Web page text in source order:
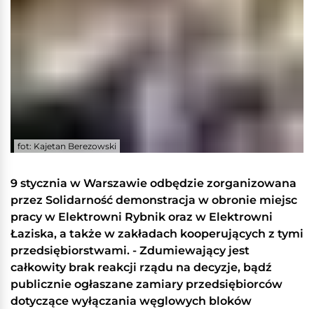
fot: Kajetan Berezowski
9 stycznia w Warszawie odbędzie zorganizowana
przez Solidarność demonstracja w obronie miejsc
pracy w Elektrowni Rybnik oraz w Elektrowni
Łaziska, a także w zakładach kooperujących z tymi
przedsiębiorstwami. - Zdumiewający jest
całkowity brak reakcji rządu na decyzje, bądź
publicznie ogłaszane zamiary przedsiębiorców
dotyczące wyłączania węglowych bloków